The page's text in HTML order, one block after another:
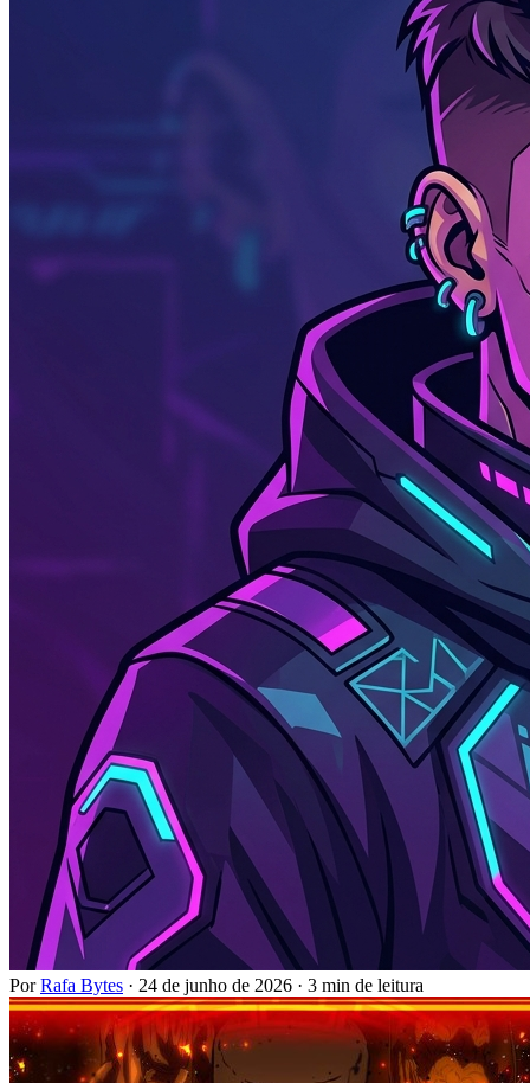
PorRafa Bytes · 24 de junho de 2026 · 3 min de leitura